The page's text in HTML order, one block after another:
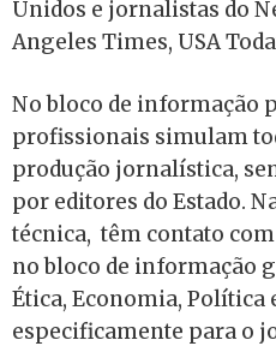
Unidos e jornalistas do
Angeles Times, USA
No bloco de informação
profissionais simulam
produção jornalística,
por editores do Estado.
técnica, têm contato
no bloco de informação
Ética, Economia, Política
especificamente para o